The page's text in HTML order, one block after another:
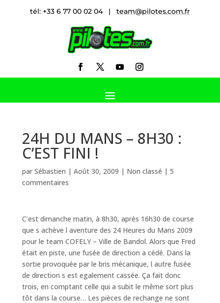
tél: +33 6 77 00 02 04 | team@pilotes.com.fr
24H DU MANS – 8H30 :
C’EST FINI !
par Sébastien | Août 30, 2009 | Non classé | 5
commentaires
C’est dimanche matin, à 8h30, après 16h30 de course
que s achève l aventure des 24 Heures du Mans 2009
pour le team COFELY – Ville de Bandol. Alors que Fred
était en piste, une fusée de direction a cédé. Dans la
sortie provoquée par le bris mécanique, l autre fusée
de direction s est egalement cassée. Ça fait donc
trois, en comptant celle qui a subit le même sort plus
tôt dans la course… Les pièces de rechange ne sont